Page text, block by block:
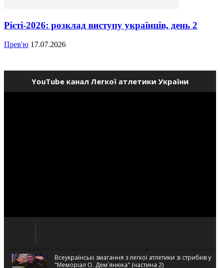
Рієті-2026: розклад виступу українців, день 2
Прев'ю 17.07.2026
YouTube канал Легкої атлетики України
Всеукраїнські змагання з легкої атлетики зі стрибків у
"Меморіал О. Дем`янюка" (частина 2)